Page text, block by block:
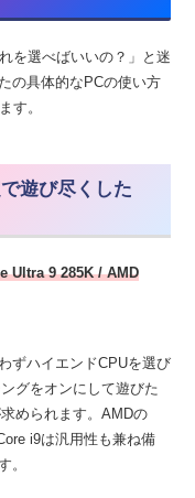
を選べばいいの？」と迷
の具体的なPCの使い方
す。
遊び尽くした
Ultra 9 285K / AMD
ずハイエンドCPUを選び
グをオンにして遊びた
められます。AMDの
i9は汎用性も兼ね備
。